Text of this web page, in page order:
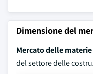
Dimensione del
Mercato delle
del settore delle